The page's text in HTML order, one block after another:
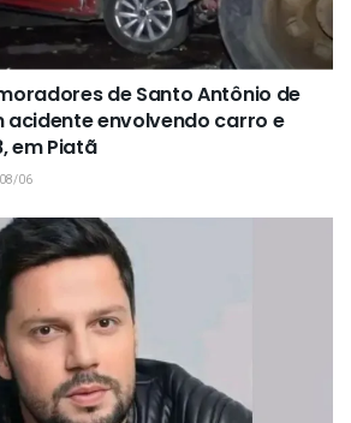
de Santo Antônio de
acidente envolvendo carro e
em Piatã
06